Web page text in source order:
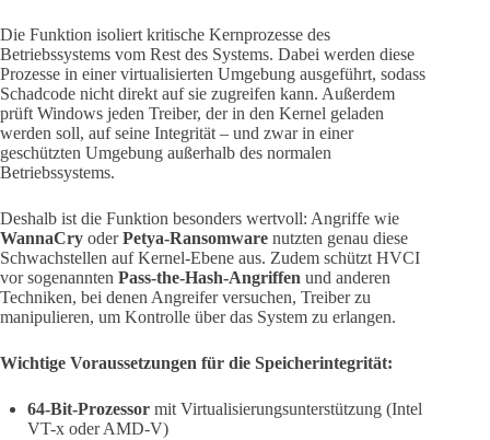
Die Funktion isoliert kritische Kernprozesse des
Betriebssystems vom Rest des Systems. Dabei werden diese
Prozesse in einer virtualisierten Umgebung ausgeführt, sodass
Schadcode nicht direkt auf sie zugreifen kann. Außerdem
prüft Windows jeden Treiber, der in den Kernel geladen
werden soll, auf seine Integrität – und zwar in einer
geschützten Umgebung außerhalb des normalen
Betriebssystems.
Deshalb ist die Funktion besonders wertvoll: Angriffe wie
WannaCry oderPetya-Ransomware nutzten genau diese
Schwachstellen auf Kernel-Ebene aus. Zudem schützt HVCI
vor sogenannten Pass-the-Hash-Angriffen und anderen
Techniken, bei denen Angreifer versuchen, Treiber zu
manipulieren, um Kontrolle über das System zu erlangen.
Wichtige Voraussetzungen für die Speicherintegrität:
64-Bit-Prozessor mit Virtualisierungsunterstützung (Intel
VT-x oder AMD-V)